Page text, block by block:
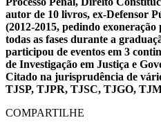
autor de 10 livros, ex-Defensor
(2012-2015, pedindo
todas as fases durante a
participou de eventos em 3
de Investigação em Justiça e
Citado na jurisprudência de
TJSP, TJPR, TJSC, TJGO,
COMPARTILHE